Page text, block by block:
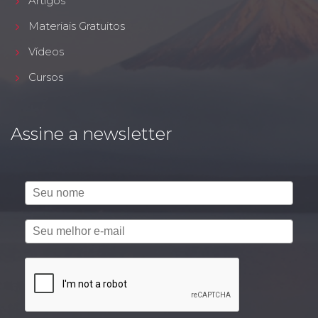
Materiais Gratuitos
Vídeos
Cursos
Assine a newsletter